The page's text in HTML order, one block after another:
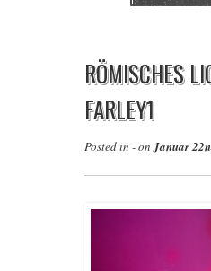
RÖMISCHES
FARLEY1
Posted in - onJanuar